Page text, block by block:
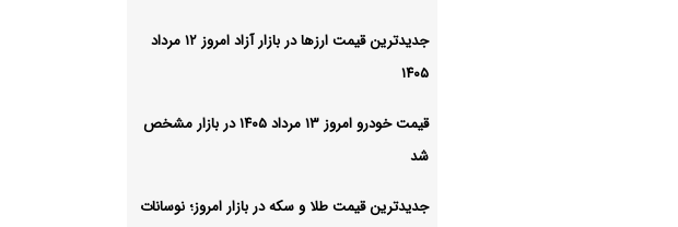
جدیدترین قیمت ارزها در بازار آزاد امروز ۱۲ مرداد
۱۴۰۵
قیمت خودرو امروز ۱۳ مرداد ۱۴۰۵ در بازار مشخص
شد
جدیدترین قیمت طلا و سکه در بازار امروز؛ نوسانات